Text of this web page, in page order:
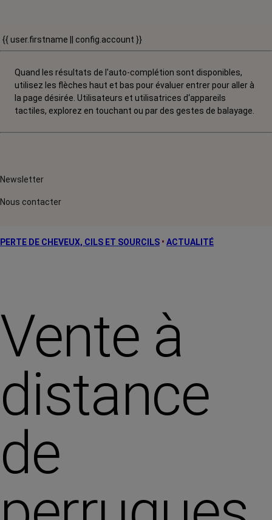
{{ user.firstname || config.account }}
Quand les résultats de l'auto-complétion sont disponibles,
utilisez les flèches haut et bas pour évaluer entrer pour aller à
la page désirée. Utilisateurs et utilisatrices d‘appareils
tactiles, explorez en touchant ou par des gestes de balayage.
Newsletter
Nous contacter
PERTE DE CHEVEUX, CILS ET SOURCILS • ACTUALITÉ
Vente à
distance
de